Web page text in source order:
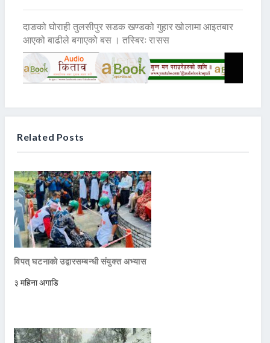
दाङको घोराही तुलसीपुर सडक खण्डको गुहार खोलामा आइतबार
आएको बाढीले बगाएको बस । तस्बिरः रासस
Related Posts
विपत् घटनाको उद्वारसम्बन्धी संयुक्त अभ्यास
३ महिना अगाडि